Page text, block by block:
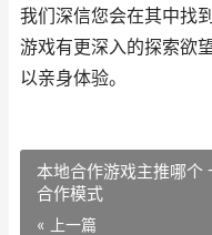
我们深信您会在其中找
游戏有更深入的探索欲
以亲身体验。
本地合作游戏主推哪个
合作模式
« 上一篇